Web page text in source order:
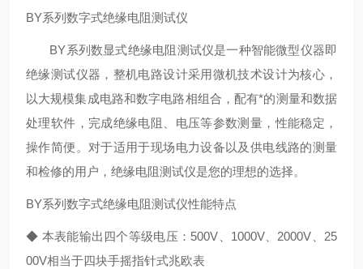
BY系列数字式绝缘电阻测试仪
BY系列数显式绝缘电阻测试仪是一种智能微型仪器即
绝缘测试仪器，整机电路设计采用微机技术设计为核心，
以大规模集成电路和数字电路相组合，配有*的测量和数据
处理软件，完成绝缘电阻、电压等参数测量，性能稳定，
操作简便。对于适用于现场电力设备以及供电线路的测量
和检修的用户，绝缘电阻测试仪是您的理想的选择。
BY系列数字式绝缘电阻测试仪性能特点
◆ 本表能输出四个等级电压：500V、1000V、2000V、25
00V相当于四块手摇指针式兆欧表